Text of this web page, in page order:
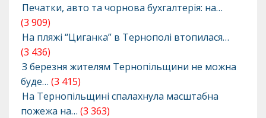
Печатки, авто та чорнова бухгалтерія: на…
(3 909)
На пляжі “Циганка” в Тернополі втопилася…
(3 436)
З березня жителям Тернопільщини не можна
буде… (3 415)
На Тернопільщині спалахнула масштабна
пожежа на… (3 363)